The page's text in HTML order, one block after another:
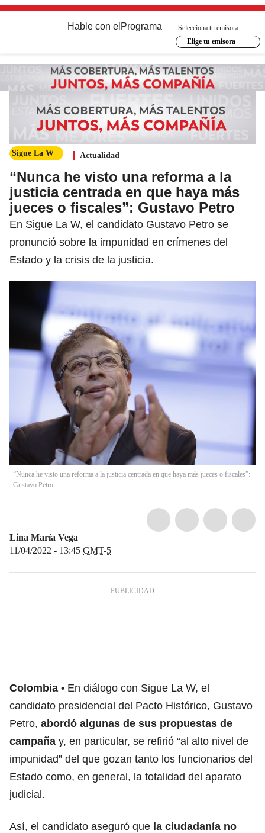
Hable con el Programa
Selecciona tu emisora
Elige tu emisora
Sigue La W Actualidad
“Nunca he visto una reforma a la
justicia centrada en que haya más
jueces o fiscales”: Gustavo Petro
En Sigue La W, el candidato Gustavo Petro se
pronunció sobre la impunidad en crímenes del
Estado y la crisis de la justicia.
“Nunca he visto una reforma a la justicia centrada en que haya más jueces o fiscales”:
Gustavo Petro
Lina María Vega
11/04/2022 - 13:45 GMT-5
Colombia
En diálogo con Sigue La W, el
candidato presidencial del Pacto Histórico, Gustavo
Petro, abordó algunas de sus propuestas de
campaña y, en particular, se refirió “al alto nivel de
impunidad” del que gozan tanto los funcionarios del
Estado como, en general, la totalidad del aparato
judicial.
Así, el candidato aseguró que la ciudadanía no